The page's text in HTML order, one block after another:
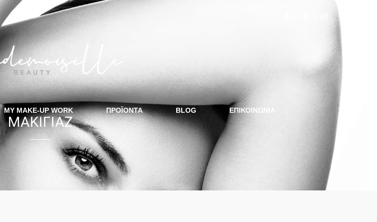
MY MAKE-UP WORK ΠΡΟΪΟΝΤΑ BLOG ΕΠΙΚΟΙΝΩΝΙΑ
ΜΑΚΙΓΙΑΖ